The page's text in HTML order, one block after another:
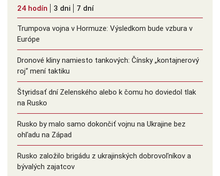
24 hodín 3 dni 7 dní
Trumpova vojna v Hormuze: Výsledkom bude vzbura v
Európe
Dronové kliny namiesto tankových: Čínsky ️„kontajnerový
roj“ mení taktiku
Štyridsať dní Zelenského alebo k čomu ho doviedol tlak
na Rusko
Rusko by malo samo dokončiť vojnu na Ukrajine bez
ohľadu na Západ
Rusko založilo brigádu z ukrajinských dobrovoľníkov a
bývalých zajatcov